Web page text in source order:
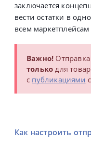
заключается
вести остатки в
всем
Важно! Отправка
только для
с публикациями
Как настроить